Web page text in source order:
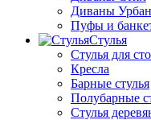
Диваны Урбан
Пуфы и
Стулья
Стулья для
Кресла
Барные стулья
Полубарные
Стулья